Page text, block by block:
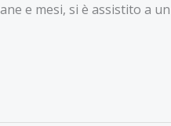
e mesi, si è assistito a